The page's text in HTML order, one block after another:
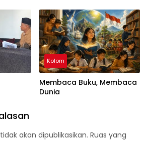
Kolom
Membaca Buku, Membaca
Dunia
akan dipublikasikan. Ruas yang